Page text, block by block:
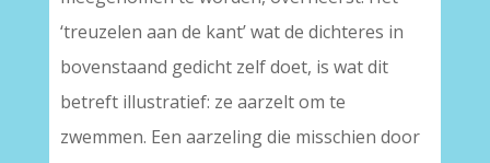
‘treuzelen aan de kant’ wat de dichteres in
bovenstaand gedicht zelf doet, is wat dit
betreft illustratief: ze aarzelt om te
zwemmen. Een aarzeling die misschien door